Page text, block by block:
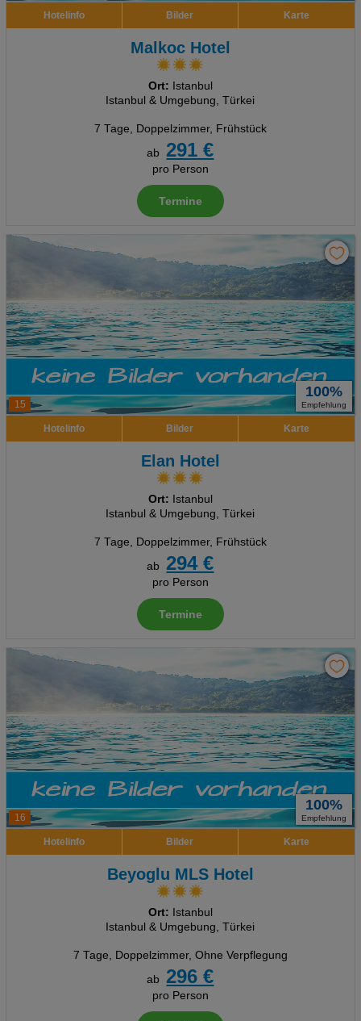
Hotelinfo Bilder Karte
Malkoc Hotel
Ort: Istanbul
Istanbul & Umgebung, Türkei
7 Tage, Doppelzimmer, Frühstück
ab
291 €
pro Person
Termine
15
100%
Empfehlung
Hotelinfo Bilder Karte
Elan Hotel
Ort: Istanbul
Istanbul & Umgebung, Türkei
7 Tage, Doppelzimmer, Frühstück
ab
294 €
pro Person
Termine
16
100%
Empfehlung
Hotelinfo Bilder Karte
Beyoglu MLS Hotel
Ort: Istanbul
Istanbul & Umgebung, Türkei
7 Tage, Doppelzimmer, Ohne Verpflegung
ab
296 €
pro Person